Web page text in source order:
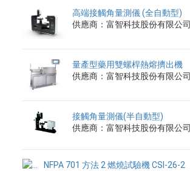
高端接觸角量測儀 (全自動型)
供應商：富智科技股份有限公司
量產型藥用雙螺桿熱熔擠出機
供應商：富智科技股份有限公司
接觸角量測儀(半自動型)
供應商：富智科技股份有限公司
NFPA 701 方法 2 燃燒試驗機 CSI-26-2